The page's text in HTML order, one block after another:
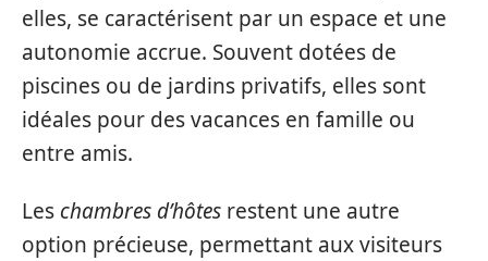
elles, se caractérisent par un espace et une
autonomie accrue. Souvent dotées de
piscines ou de jardins privatifs, elles sont
idéales pour des vacances en famille ou
entre amis.
Les chambres d’hôtes restent une autre
option précieuse, permettant aux visiteurs